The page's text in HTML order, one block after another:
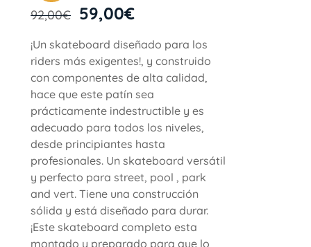
92,00€ 59,00€
¡Un skateboard diseñado para los
riders más exigentes!, y construido
con componentes de alta calidad,
hace que este patín sea
prácticamente indestructible y es
adecuado para todos los niveles,
desde principiantes hasta
profesionales. Un skateboard versátil
y perfecto para street, pool , park
and vert. Tiene una construcción
sólida y está diseñado para durar.
¡Este skateboard completo esta
montado y preparado para que lo